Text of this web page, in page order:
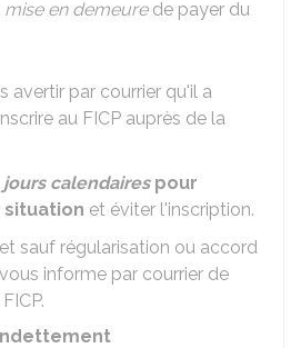
mise en demeurede payer du
avertir par courrier qu'il a
au FICP auprès de la
jours calendairespour
et éviter l'inscription.
sauf régularisation ou accord
informe par courrier de